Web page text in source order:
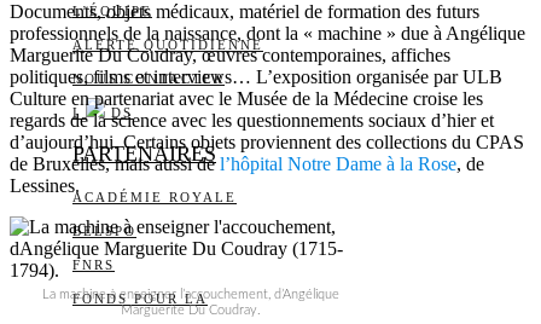
L’ÉQUIPE
ALERTE QUOTIDIENNE
NOUS CONTACTER
I DS
PARTENAIRES
ACADÉMIE ROYALE
BELSPO
FNRS
FONDS POUR LA
Documents, objets médicaux, matériel de formation des futurs
professionnels de la naissance, dont la « machine » due à Angélique
Marguerite Du Coudray, œuvres contemporaines, affiches
politiques, films et interviews… L’exposition organisée par ULB
Culture en partenariat avec le Musée de la Médecine croise les
regards de la science avec les questionnements sociaux d’hier et
d’aujourd’hui. Certains objets proviennent des collections du CPAS
de Bruxelles, mais aussi del’hôpital Notre Dame à la Rose, de
Lessines.
La machine à enseigner l’accouchement, d’Angélique
Marguerite Du Coudray.